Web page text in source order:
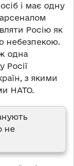
і має одну
Росію як
небезпекою.
одна
Росії
з якими
НАТО.
не